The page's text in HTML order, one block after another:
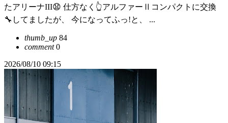
たアリーナIII😧 仕方なく👆アルファーⅡコンパクトに交換
🔧してましたが、 今になってふっ!と、 ...
thumb_up 84
comment0
2026/08/10 09:15